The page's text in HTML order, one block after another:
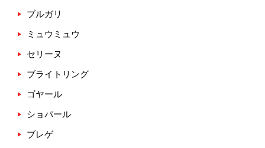
ブルガリ
ミュウミュウ
セリーヌ
ブライトリング
ゴヤール
ショパール
ブレゲ